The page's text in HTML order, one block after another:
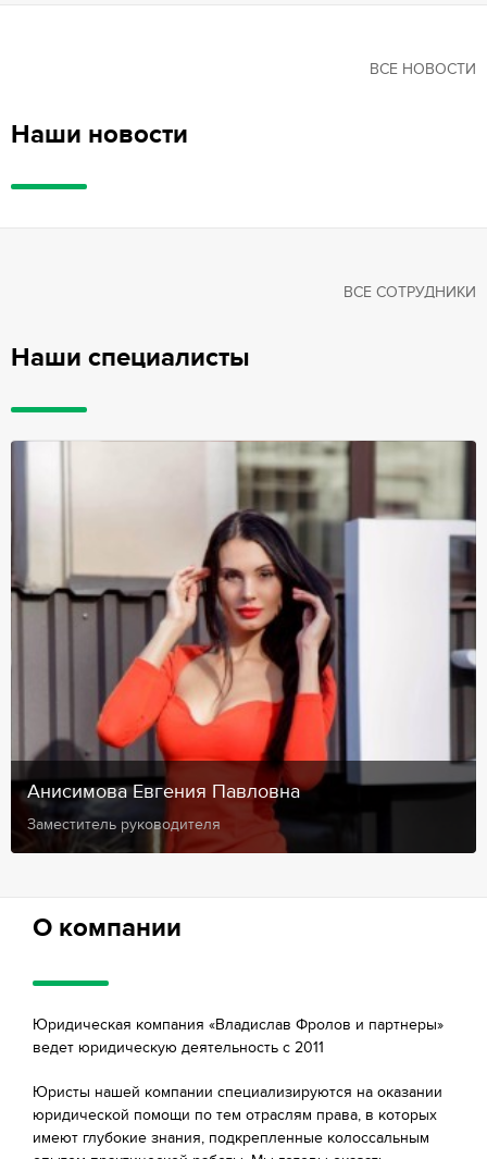
Наши новости
ВСЕ НОВОСТИ
Наши специалисты
ВСЕ СОТРУДНИКИ
Анисимова Евгения Павловна
Заместитель руководителя
О компании
Юридическая компания «Владислав Фролов и партнеры»
ведет юридическую деятельность с 2011
Юристы нашей компании специализируются на оказании
юридической помощи по тем отраслям права, в которых
имеют глубокие знания, подкрепленные колоссальным